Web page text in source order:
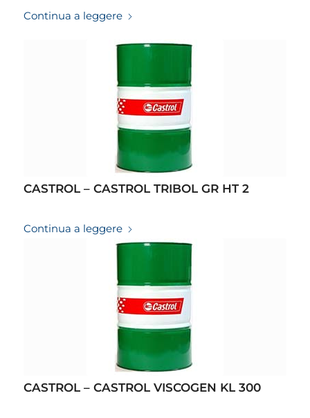
Continua a leggere
CASTROL – CASTROL TRIBOL GR HT 2
Continua a leggere
CASTROL – CASTROL VISCOGEN KL 300